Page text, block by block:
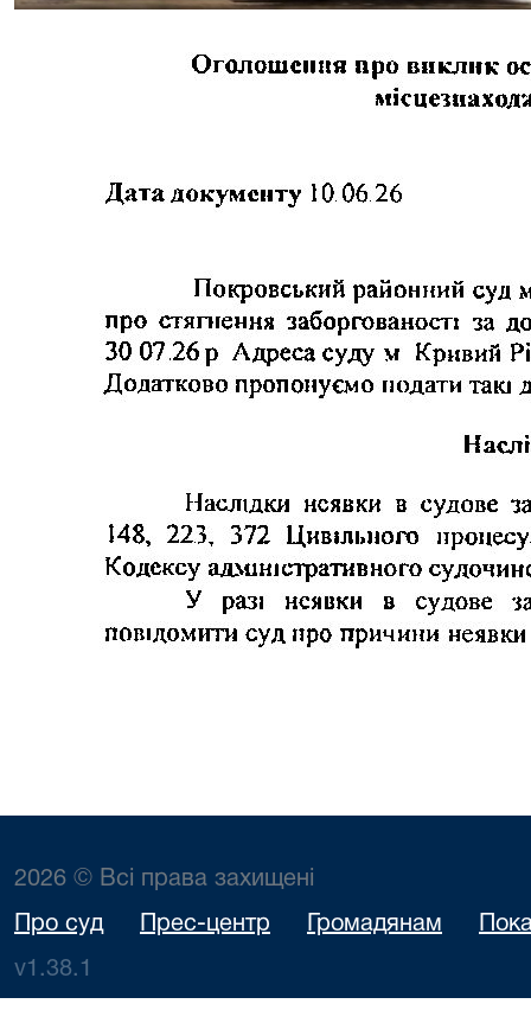
2026 © Всі права захищені
Про суд Прес-центр Громадянам
v1.38.1